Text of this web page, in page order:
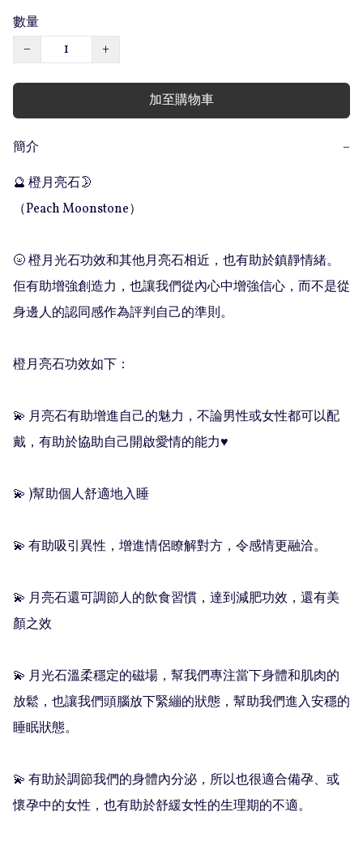
數量
−
+
加至購物車
簡介
−
🔮 橙月亮石🌛
（Peach Moonstone）
🌝 橙月光石功效和其他月亮石相近，也有助於鎮靜情緒。
佢有助增強創造力，也讓我們從內心中增強信心，而不是從
身邊人的認同感作為評判自己的準則。
橙月亮石功效如下：
💫 月亮石有助增進自己的魅力，不論男性或女性都可以配
戴，有助於協助自己開啟愛情的能力♥️
💫 )幫助個人舒適地入睡
💫 有助吸引異性，增進情侶瞭解對方，令感情更融洽。
💫 月亮石還可調節人的飲食習慣，達到減肥功效，還有美
顏之效
💫 月光石溫柔穩定的磁場，幫我們專注當下身體和肌肉的
放鬆，也讓我們頭腦放下緊繃的狀態，幫助我們進入安穩的
睡眠狀態。
💫 有助於調節我們的身體內分泌，所以也很適合備孕、或
懷孕中的女性，也有助於舒緩女性的生理期的不適。